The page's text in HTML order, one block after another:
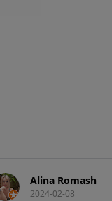
Alina Romash
2024-02-08